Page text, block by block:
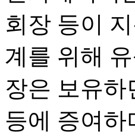
회장 등이
계를 위해
장은 보유하
등에 증여하